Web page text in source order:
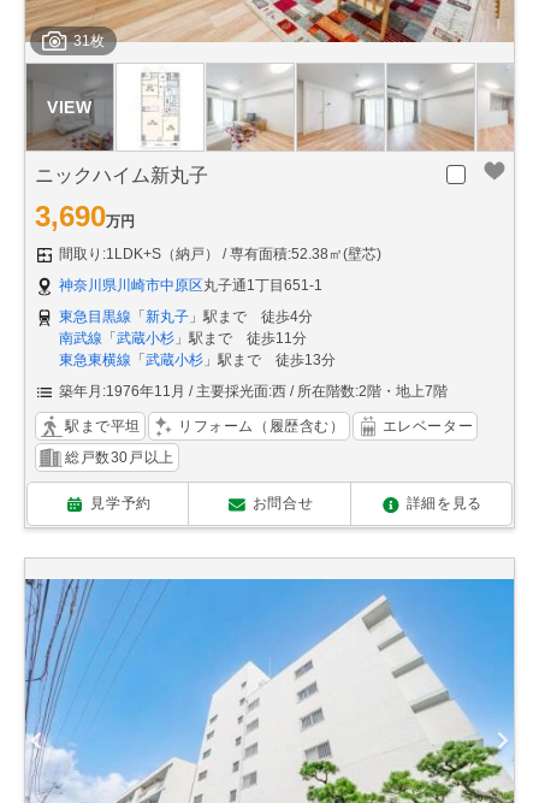
31枚
ニックハイム新丸子
3,690万円
間取り:1LDK+S（納戸）
専有面積:52.38㎡(壁芯)
神奈川県川崎市中原区丸子通1丁目651-1
東急目黒線 「 新丸子 」駅まで 徒歩4分
南武線 「 武蔵小杉 」駅まで 徒歩11分
東急東横線 「 武蔵小杉 」駅まで 徒歩13分
築年月:1976年11月
主要採光面:西 所在階数:2階・地上7階
駅まで平坦 リフォーム（履歴含む）
エレベーター
総戸数30戸以上
見学予約 お問合せ 詳細を見る